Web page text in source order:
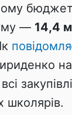
— 14,4
школярів.